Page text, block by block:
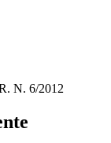
N. 6/2012